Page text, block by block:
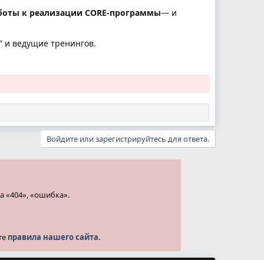
к реализации СORE-программы— и
и ведущие тренингов.
Войдите или зарегистрируйтесь для ответа.
«404», «ошибка».
правила нашего сайта.